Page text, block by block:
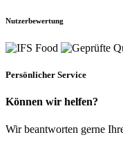
Nutzerbewertung
Persönlicher Service
Können wir helfen?
Wir beantworten gerne